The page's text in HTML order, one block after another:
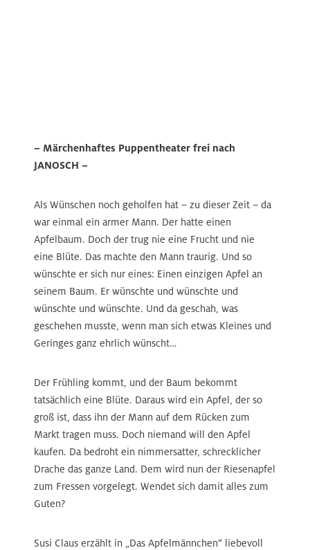
– Märchenhaftes Puppentheater frei nach
JANOSCH –
Als Wünschen noch geholfen hat – zu dieser Zeit – da
war einmal ein armer Mann. Der hatte einen
Apfelbaum. Doch der trug nie eine Frucht und nie
eine Blüte. Das machte den Mann traurig. Und so
wünschte er sich nur eines: Einen einzigen Apfel an
seinem Baum. Er wünschte und wünschte und
wünschte und wünschte. Und da geschah, was
geschehen musste, wenn man sich etwas Kleines und
Geringes ganz ehrlich wünscht…
Der Frühling kommt, und der Baum bekommt
tatsächlich eine Blüte. Daraus wird ein Apfel, der so
groß ist, dass ihn der Mann auf dem Rücken zum
Markt tragen muss. Doch niemand will den Apfel
kaufen. Da bedroht ein nimmersatter, schrecklicher
Drache das ganze Land. Dem wird nun der Riesenapfel
zum Fressen vorgelegt. Wendet sich damit alles zum
Guten?
Susi Claus erzählt in „Das Apfelmännchen“ liebevoll